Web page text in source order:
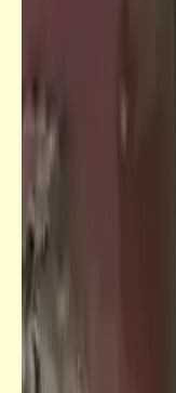
توم وجيري